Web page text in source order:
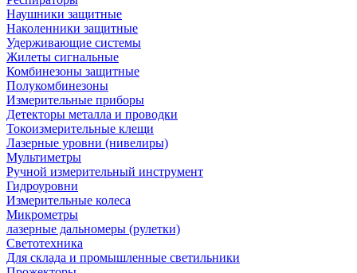
Наушники защитные
Наколенники защитные
Удерживающие системы
Жилеты сигнальные
Комбинезоны защитные
Полукомбинезоны
Измерительные приборы
Детекторы металла и проводки
Токоизмерительные клещи
Лазерные уровни (нивелиры)
Мультиметры
Ручной измерительный инструмент
Гидроуровни
Измерительные колеса
Микрометры
лазерные дальномеры (рулетки)
Светотехника
Для склада и промышленные светильники